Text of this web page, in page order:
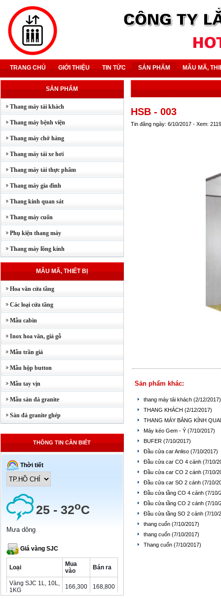
TRANG CHỦ GIỚI THIỆU TIN TỨC SẢN PHẨM MẪU MÃ,
SẢN PHẨM
Thang máy tải khách
Thang máy bệnh viện
Thang máy chở hàng
Thang máy tải xe hơi
Thang máy tải thực phẩm
Thang máy gia đình
Thang kính quan sát
Thang máy cuốn
Phụ kiện thang máy
Thang máy lồng kính
MẪU MÃ, THIẾT BỊ
Hoa văn cửa tầng
Các loại cửa tầng
Mẫu cabin
Inox hoa văn, giả gỗ
Mẫu trần giả
Mẫu hộp button
Mẫu tay vịn
Mẫu sàn đá granite
Sàn đá granite ghép
THÔNG TIN CẦN BIẾT
HSB - 003
Tin đăng ngày: 6/10/2017 - Xem: 2119
Sản phẩm khác:
thang máy tải khách (2/12/2017)
THANG KHÁCH (2/12/2017)
THANG MÁY BẰNG KÍNH
Máy kéo Gem - Ý (7/10/2017)
BUFER (7/10/2017)
Đầu cửa car Anliso (7/10/2017)
Đầu cửa car CO 4 cánh (7/10/
Đầu cửa car CO 2 cánh (7/10/
Đầu cửa car SO 2 cánh (7/10/
Đầu cửa tầng CO 4 cánh (7/10/
Đầu cửa tầng CO 2 cánh (7/10/
Đầu cửa tầng SO 2 cánh (7/10/
thang cuốn (7/10/2017)
thang cuốn (7/10/2017)
Thang cuốn (7/10/2017)